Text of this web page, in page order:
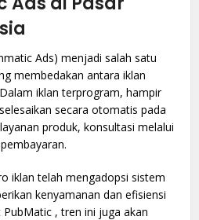
Ads) menjadi salah satu
membedakan antara iklan
iklan terprogram, hampir
secara otomatis pada
produk, konsultasi melalui
iklan telah mengadopsi sistem
kenyamanan dan efisiensi
, tren ini juga akan